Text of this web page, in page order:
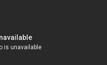
cu ieșire dedicată către